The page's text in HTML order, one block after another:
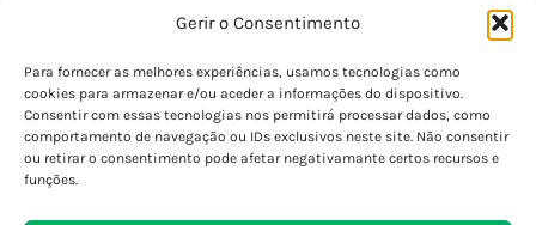
Gerir o Consentimento
Para fornecer as melhores experiências, usamos tecnologias como
cookies para armazenar e/ou aceder a informações do dispositivo.
Consentir com essas tecnologias nos permitirá processar dados, como
comportamento de navegação ou IDs exclusivos neste site. Não consentir
ou retirar o consentimento pode afetar negativamante certos recursos e
funções.
Política de Privacidade
Termos e Condições
Perguntas Frequentes
Custos de Envio
Encomendas Internacionais